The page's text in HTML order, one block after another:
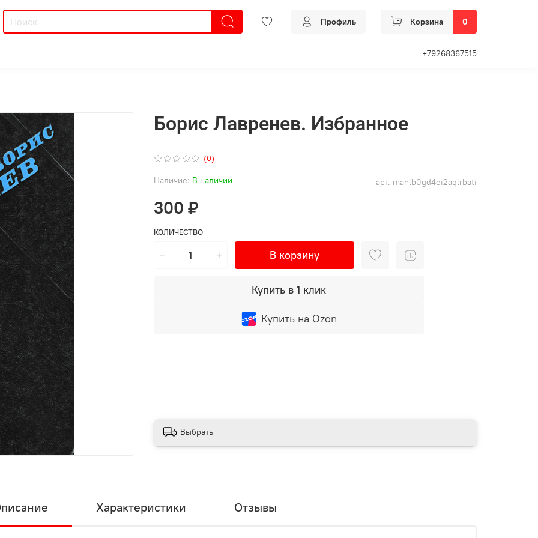
Профиль Корзина 0
+79268367515
(0)
арт. manlb0gd4ei2aqlrbati
Наличие: В наличии
Борис Лавренев. Избранное
300 ₽
КОЛИЧЕСТВО
В корзину
Купить в 1 клик
Купить на Ozon
Выбрать
Характеристики Отзывы